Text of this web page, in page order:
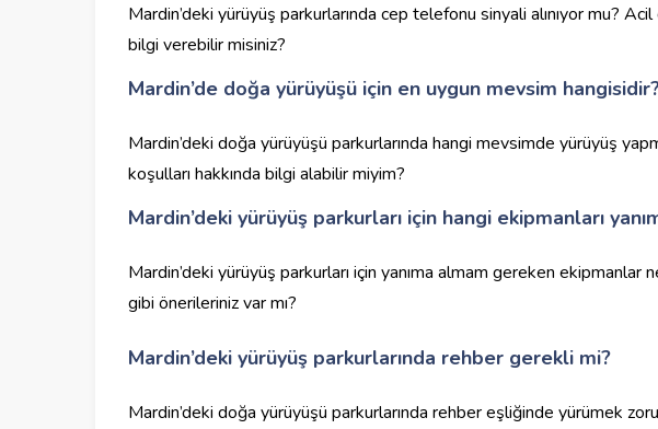
Mardin’deki yürüyüş parkurlarında cep telefonu sinyali alınıyor mu?
bilgi verebilir misiniz?
Mardin’de doğa yürüyüşü için en uygun mevsim
Mardin’deki doğa yürüyüşü parkurlarında hangi mevsimde yürüyüş
koşulları hakkında bilgi alabilir miyim?
Mardin’deki yürüyüş parkurları için hangi ekipmanları
Mardin’deki yürüyüş parkurları için yanıma almam gereken ekipmanlar
gibi önerileriniz var mı?
Mardin’deki yürüyüş parkurlarında rehber gerekli mi?
Mardin’deki doğa yürüyüşü parkurlarında rehber eşliğinde yürümek